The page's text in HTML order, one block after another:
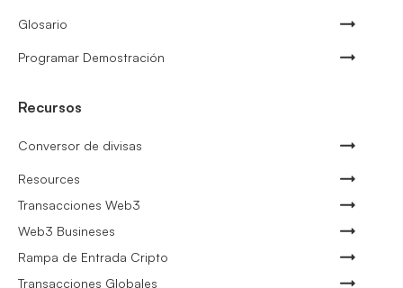
Glosario
Programar Demostración
Recursos
Conversor de divisas
Resources
Transacciones Web3
Web3 Busineses
Rampa de Entrada Cripto
Transacciones Globales